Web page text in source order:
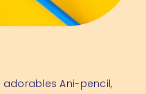
adorables Ani-pencil,